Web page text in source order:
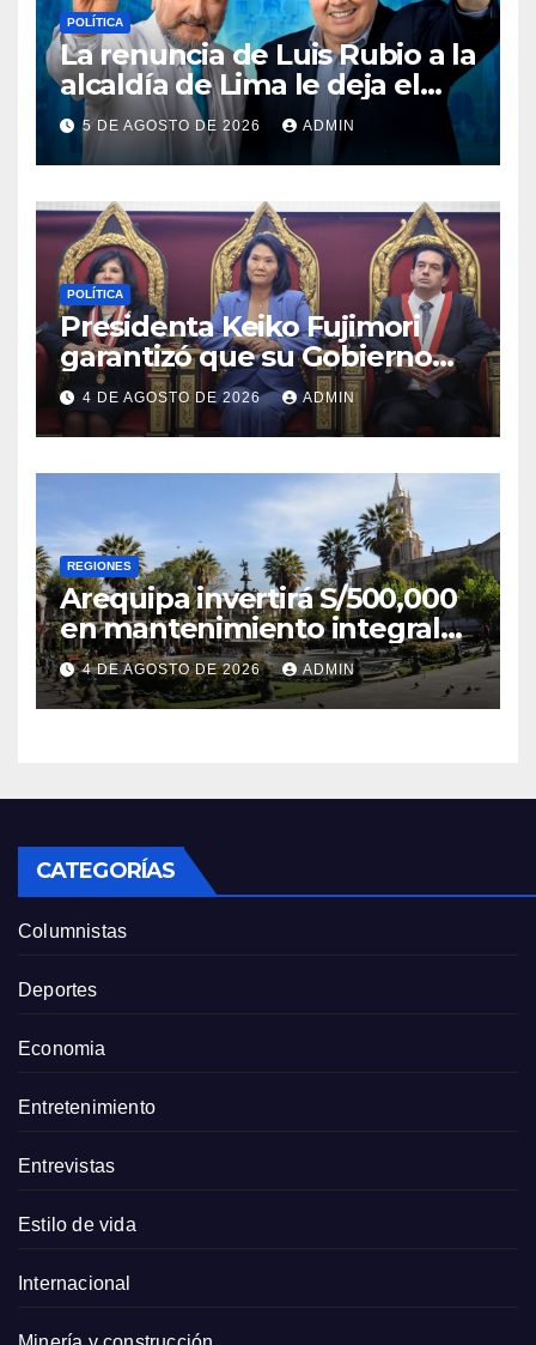
POLÍTICA
La renuncia de Luis Rubio a la
alcaldía de Lima le deja el
camino libre a Rafael López
Aliaga
5 DE AGOSTO DE 2026 ADMIN
POLÍTICA
Presidenta Keiko Fujimori
garantizó que su Gobierno
respetará la separación de
poderes
4 DE AGOSTO DE 2026 ADMIN
REGIONES
Arequipa invertirá S/500,000
en mantenimiento integral
de la Plaza de Armas
4 DE AGOSTO DE 2026 ADMIN
CATEGORÍAS
Columnistas
Deportes
Economia
Entretenimiento
Entrevistas
Estilo de vida
Internacional